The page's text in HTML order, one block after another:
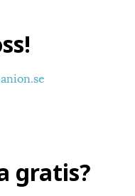
gratis?